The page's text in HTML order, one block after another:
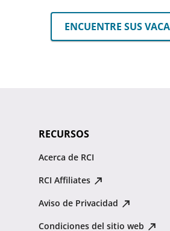
ENCUENTRE SUS
RECURSOS
Acerca de RCI
RCI Affiliates
Aviso de Privacidad
Condiciones del sitio web